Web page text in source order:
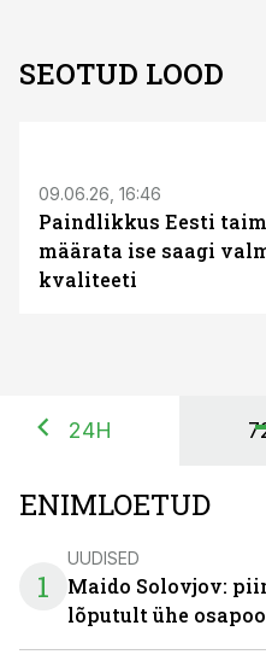
SEOTUD LOOD
09.06.26, 16:46
Paindlikkus Eesti
määrata ise saagi
kvaliteeti
24H
ENIMLOETUD
1
UUDISED
Maido Solovjov:
lõputult ühe